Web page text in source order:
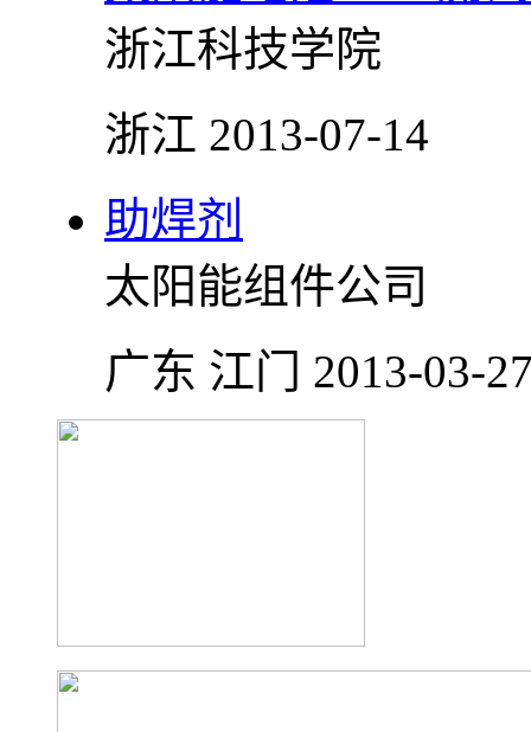
浙江科技学院
浙江 2013-07-14
助焊剂
太阳能组件公司
广东 江门 2013-03-